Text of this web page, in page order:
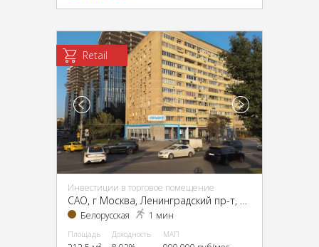
Retail
Инвестиции в торговое помещение
CАО, г Москва, Ленинградский пр-т, 4/2
Белорусская 1 мин
Площадь Доходность МАП